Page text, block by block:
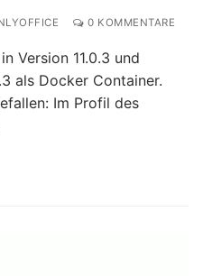
0 KOMMENTARE
Version 11.0.3 und
als Docker Container.
Im Profil des